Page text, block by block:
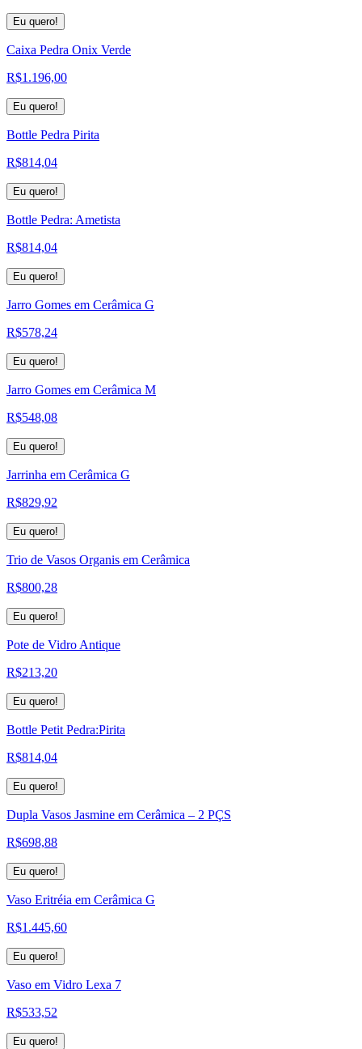
Eu quero!
Caixa Pedra Onix Verde
R$1.196,00
Eu quero!
Bottle Pedra Pirita
R$814,04
Eu quero!
Bottle Pedra: Ametista
R$814,04
Eu quero!
Jarro Gomes em Cerâmica G
R$578,24
Eu quero!
Jarro Gomes em Cerâmica M
R$548,08
Eu quero!
Jarrinha em Cerâmica G
R$829,92
Eu quero!
Trio de Vasos Organis em Cerâmica
R$800,28
Eu quero!
Pote de Vidro Antique
R$213,20
Eu quero!
Bottle Petit Pedra:Pirita
R$814,04
Eu quero!
Dupla Vasos Jasmine em Cerâmica – 2 PÇS
R$698,88
Eu quero!
Vaso Eritréia em Cerâmica G
R$1.445,60
Eu quero!
Vaso em Vidro Lexa 7
R$533,52
Eu quero!